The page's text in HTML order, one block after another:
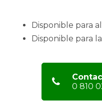
Disponible para
Disponible para
0 810